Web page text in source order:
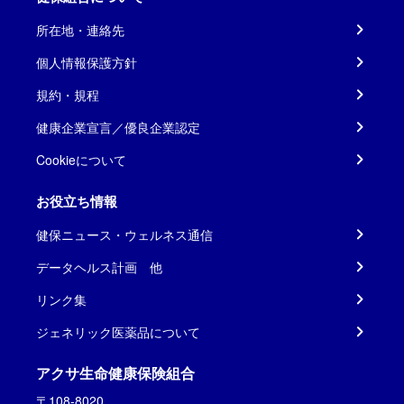
所在地・連絡先
個人情報保護方針
規約・規程
健康企業宣言／優良企業認定
Cookieについて
お役立ち情報
健保ニュース・ウェルネス通信
データヘルス計画 他
リンク集
ジェネリック医薬品について
アクサ生命健康保険組合
〒108-8020